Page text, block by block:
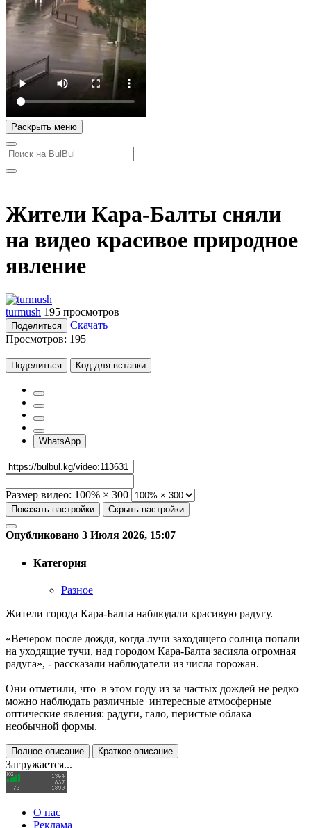
Раскрыть меню
Жители Кара-Балты сняли
на видео красивое природное
явление
turmush 195 просмотров
Поделиться
Скачать
Просмотров: 195
Поделиться Код для вставки
WhatsApp
Размер видео: 100% × 300
Показать настройки Скрыть настройки
Опубликовано 3 Июля 2026, 15:07
Категория
Разное
Жители города Кара-Балта наблюдали красивую радугу.
«Вечером после дождя, когда лучи заходящего солнца попали
на уходящие тучи, над городом Кара-Балта засияла огромная
радуга», - рассказали наблюдатели из числа горожан.
Они отметили, что в этом году из за частых дождей не редко
можно наблюдать различные интересные атмосферные
оптические явления: радуги, гало, перистые облака
необычной формы.
Полное описание Краткое описание
Загружается...
О нас
Реклама